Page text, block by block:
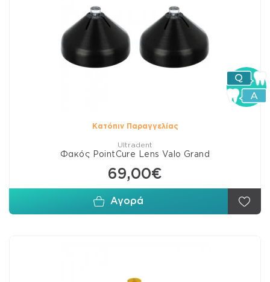
Κατόπιν Παραγγελίας
Ultradent
Φακός PointCure Lens Valo Grand
69,00€
Αγορά